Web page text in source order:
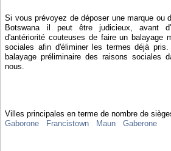
Si vous prévoyez de déposer une marque ou
Botswana il peut être judicieux, avant
d'antériorité couteuses de faire un balayage
sociales afin d'éliminer les termes déjà
balayage préliminaire des raisons sociales
nous.
Villes principales en terme de nombre de
Gaborone
Francistown Maun Gaberone